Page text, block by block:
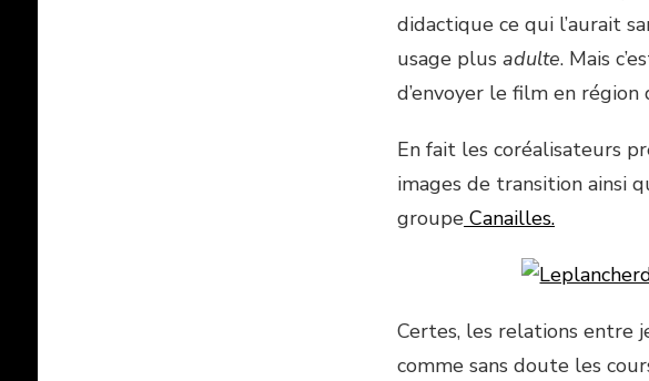
didactique ce qui l’aurait
usage plus adulte. Mais
d’envoyer le film en
En fait les coréalisateurs
images de transition ainsi
groupeCanailles.
Certes, les relations entre
comme sans doute les